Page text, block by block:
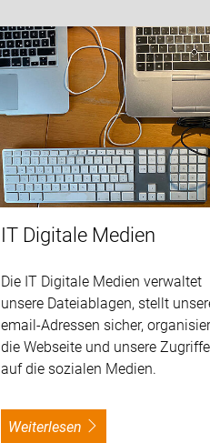
IT Digitale Medien
Die IT Digitale Medien verwaltet
unsere Dateiablagen, stellt
email-Adressen sicher,
die Webseite und unsere Zugriffe
auf die sozialen Medien.
weiterlesen